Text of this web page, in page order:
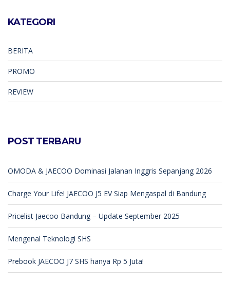
KATEGORI
BERITA
PROMO
REVIEW
POST TERBARU
OMODA & JAECOO Dominasi Jalanan Inggris Sepanjang 2026
Charge Your Life! JAECOO J5 EV Siap Mengaspal di Bandung
Pricelist Jaecoo Bandung – Update September 2025
Mengenal Teknologi SHS
Prebook JAECOO J7 SHS hanya Rp 5 Juta!